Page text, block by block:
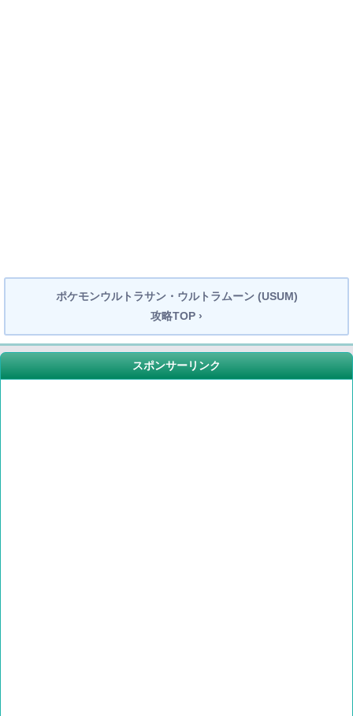
ポケモンウルトラサン・ウルトラムーン (USUM)
攻略TOP ›
スポンサーリンク